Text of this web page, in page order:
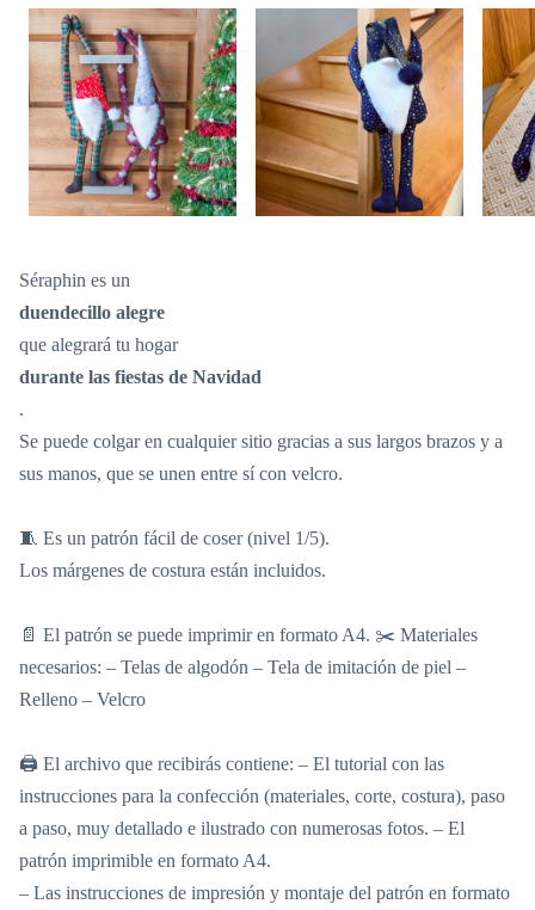
Séraphin es un
duendecillo alegre
que alegrará tu hogar
durante las fiestas de Navidad
.
Se puede colgar en cualquier sitio gracias a sus largos brazos y a
sus manos, que se unen entre sí con velcro.
🧵 Es un patrón fácil de coser (nivel 1/5).
Los márgenes de costura están incluidos.
📄 El patrón se puede imprimir en formato A4. ✂️ Materiales
necesarios: – Telas de algodón – Tela de imitación de piel –
Relleno – Velcro
🖨️ El archivo que recibirás contiene: – El tutorial con las
instrucciones para la confección (materiales, corte, costura), paso
a paso, muy detallado e ilustrado con numerosas fotos. – El
patrón imprimible en formato A4.
– Las instrucciones de impresión y montaje del patrón en formato